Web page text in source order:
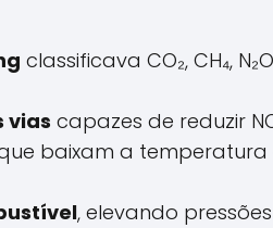
classificava CO₂, CH₄,
vias capazes de reduzir
baixam a temperatura
, elevando